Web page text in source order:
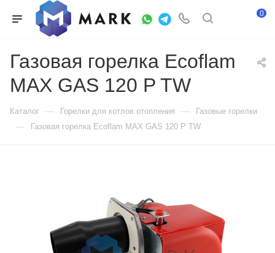
0
Газовая горелка Ecoflam
MAX GAS 120 P TW
Каталог — Горелки для котлов отопления — Газовые горелки
— Газовая горелка Ecoflam MAX GAS 120 P TW